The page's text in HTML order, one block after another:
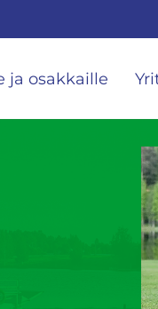
ja osakkaille